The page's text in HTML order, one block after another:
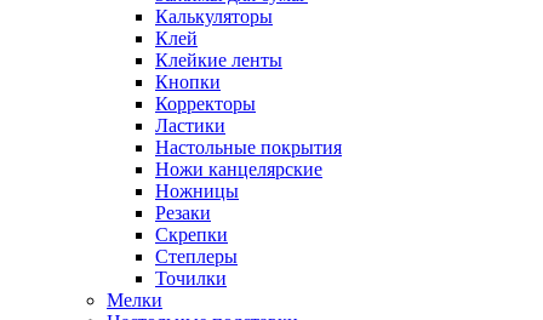
Калькуляторы
Клей
Клейкие ленты
Кнопки
Корректоры
Ластики
Настольные покрытия
Ножи канцелярские
Ножницы
Резаки
Скрепки
Степлеры
Точилки
Мелки